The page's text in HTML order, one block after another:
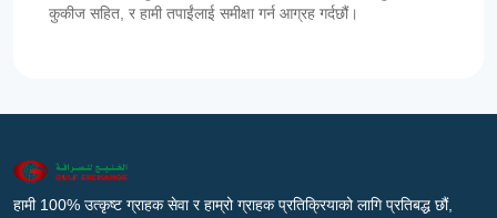
कुकीज सहित, र हामी तपाईंलाई समीक्षा गर्न आग्रह गर्दछौं।
हामी 100% उत्कृष्ट ग्राहक सेवा र हाम्रो ग्राहक प्रतिक्रियाको लागि प्रतिबद्ध छौं,